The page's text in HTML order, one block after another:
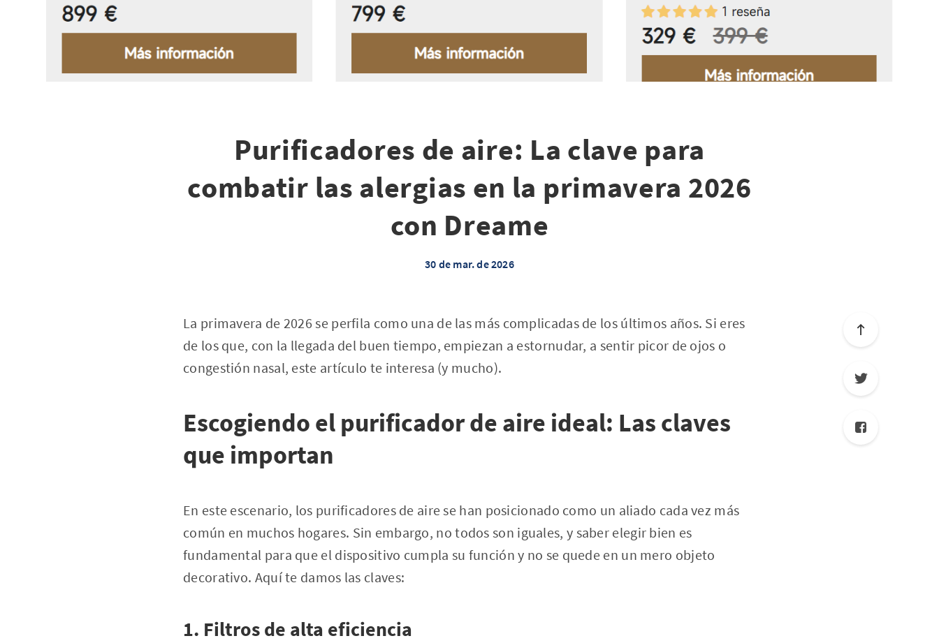
Purificadores de aire: La clave para
combatir las alergias en la primavera 2026
con Dreame
30 de mar. de 2026
La primavera de 2026 se perfila como una de las más complicadas de los últimos años. Si eres
de los que, con la llegada del buen tiempo, empiezan a estornudar, a sentir picor de ojos o
congestión nasal, este artículo te interesa (y mucho).
Escogiendo el purificador de aire ideal: Las claves
que importan
En este escenario, los purificadores de aire se han posicionado como un aliado cada vez más
común en muchos hogares. Sin embargo, no todos son iguales, y saber elegir bien es
fundamental para que el dispositivo cumpla su función y no se quede en un mero objeto
decorativo. Aquí te damos las claves:
1. Filtros de alta eficiencia